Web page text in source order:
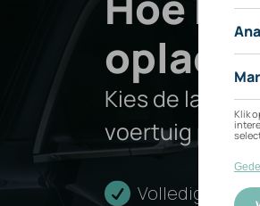
xDrive
Sedan
Kies de
voertuig past.
Volledige